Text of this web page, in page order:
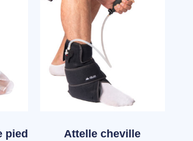
pied Attelle cheville